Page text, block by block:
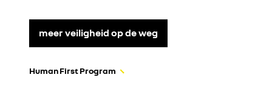
meer veiligheid op de weg
Human First Program